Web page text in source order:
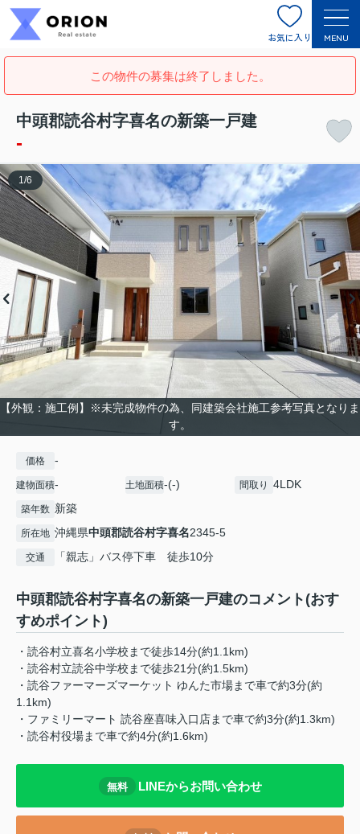
お気に入り MENU
この物件の募集は終了しました。
中頭郡読谷村字喜名の新築一戸建
-
【外観：施工例】※未完成物件の為、同建築会社施工参考写真となりま
す。
1 /6
価格 -
建物面積- 土地面積-(-) 間取り 4LDK
築年数 新築
所在地 沖縄県中頭郡読谷村字喜名2345-5
交通 「親志」バス停下車 徒歩10分
中頭郡読谷村字喜名の新築一戸建のコメント(おす
すめポイント)
・読谷村立喜名小学校まで徒歩14分(約1.1km)
・読谷村立読谷中学校まで徒歩21分(約1.5km)
・読谷ファーマーズマーケット ゆんた市場まで車で約3分(約
1.1km)
・ファミリーマート 読谷座喜味入口店まで車で約3分(約1.3km)
・読谷村役場まで車で約4分(約1.6km)
無料 LINEからお問い合わせ